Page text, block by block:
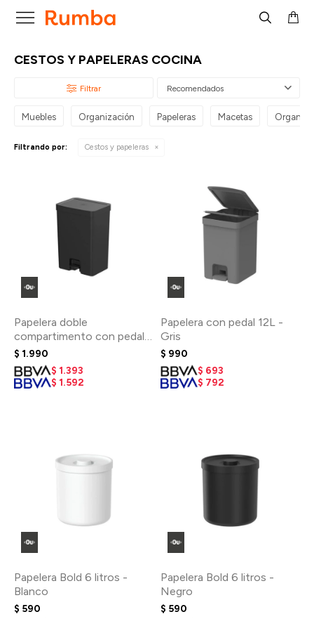

CESTOS Y PAPELERAS COCINA
Recomendados
Muebles Organización Papeleras Macetas
Filtrando por: Cestos y papeleras
Papelera doble
compartimento con pedal
30L - Negra
$ 1.990
$ 1.393
$ 1.592
Papelera con pedal 12L -
Gris
$ 990
$ 693
$ 792
Papelera Bold 6 litros -
Blanco
$ 590
Papelera Bold 6 litros -
Negro
$ 590